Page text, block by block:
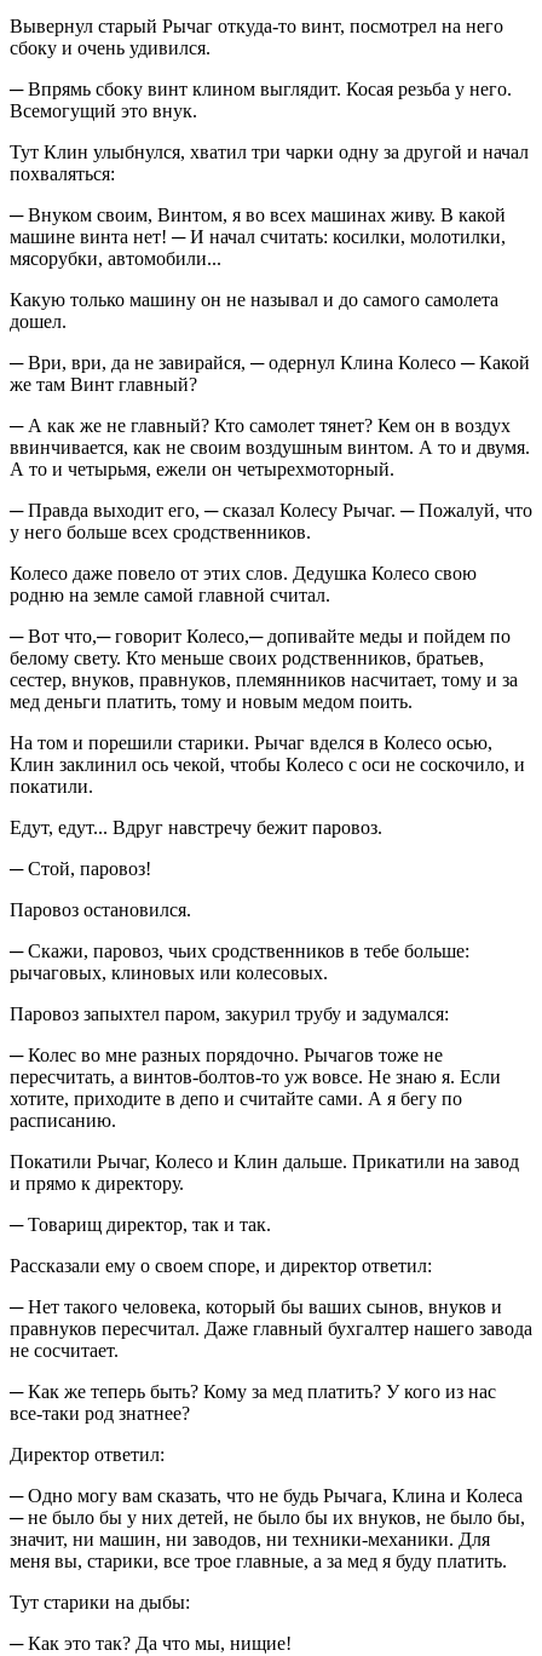
Вывернул старый Рычаг откуда-то винт, посмотрел на него
сбоку и очень удивился.
─ Впрямь сбоку винт клином выглядит. Косая резьба у него.
Всемогущий это внук.
Тут Клин улыбнулся, хватил три чарки одну за другой и начал
похваляться:
─ Внуком своим, Винтом, я во всех машинах живу. В какой
машине винта нет! ─ И начал считать: косилки, молотилки,
мясорубки, автомобили...
Какую только машину он не называл и до самого самолета
дошел.
─ Ври, ври, да не завирайся, ─ одернул Клина Колесо ─ Какой
же там Винт главный?
─ А как же не главный? Кто самолет тянет? Кем он в воздух
ввинчивается, как не своим воздушным винтом. А то и двумя.
А то и четырьмя, ежели он четырехмоторный.
─ Правда выходит его, ─ сказал Колесу Рычаг. ─ Пожалуй, что
у него больше всех сродственников.
Колесо даже повело от этих слов. Дедушка Колесо свою
родню на земле самой главной считал.
─ Вот что,─ говорит Колесо,─ допивайте меды и пойдем по
белому свету. Кто меньше своих родственников, братьев,
сестер, внуков, правнуков, племянников насчитает, тому и за
мед деньги платить, тому и новым медом поить.
На том и порешили старики. Рычаг вделся в Колесо осью,
Клин заклинил ось чекой, чтобы Колесо с оси не соскочило, и
покатили.
Едут, едут... Вдруг навстречу бежит паровоз.
─ Стой, паровоз!
Паровоз остановился.
─ Скажи, паровоз, чьих сродственников в тебе больше:
рычаговых, клиновых или колесовых.
Паровоз запыхтел паром, закурил трубу и задумался:
─ Колес во мне разных порядочно. Рычагов тоже не
пересчитать, а винтов-болтов-то уж вовсе. Не знаю я. Если
хотите, приходите в депо и считайте сами. А я бегу по
расписанию.
Покатили Рычаг, Колесо и Клин дальше. Прикатили на завод
и прямо к директору.
─ Товарищ директор, так и так.
Рассказали ему о своем споре, и директор ответил:
─ Нет такого человека, который бы ваших сынов, внуков и
правнуков пересчитал. Даже главный бухгалтер нашего завода
не сосчитает.
─ Как же теперь быть? Кому за мед платить? У кого из нас
все-таки род знатнее?
Директор ответил:
─ Одно могу вам сказать, что не будь Рычага, Клина и Колеса
─ не было бы у них детей, не было бы их внуков, не было бы,
значит, ни машин, ни заводов, ни техники-механики. Для
меня вы, старики, все трое главные, а за мед я буду платить.
Тут старики на дыбы:
─ Как это так? Да что мы, нищие!